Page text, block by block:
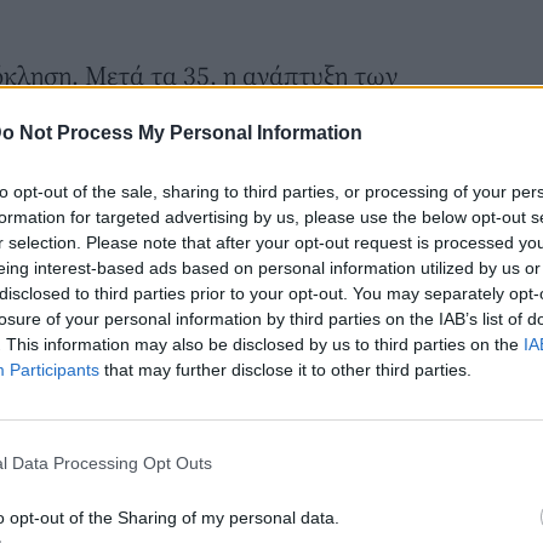
Not Process My Personal Information
opt-out of the sale, sharing to third parties, or processing of your
for targeted advertising by us, please use the below opt-out
selection. Please note that after your opt-out request is processed
interest-based ads based on personal information utilized by us
to third parties prior to your opt-out. You may separately
of your personal information by third parties on the IAB’s list of
This information may also be disclosed by us to third parties on the
Participants that may further disclose it to other third parties.
Data Processing Opt Outs
opt-out of the Sharing of my personal data.
Μετά τα 35, η ανάπτυξη των
1 εκατοστό τον μήνα πέφτει στα
να χάνουν όγκο και πυκνότητα, με
να σπάνε πιο εύκολα, ειδικά όταν
ιδανικό μετά τα 40
μήκους και με απαλά layering μπροστά,
Μπισέ τη δεκαετία του '70. Κάποτε,
κοντό» κούρεμα χωρίς ιδιαίτερο
η απόλυτη τάση.